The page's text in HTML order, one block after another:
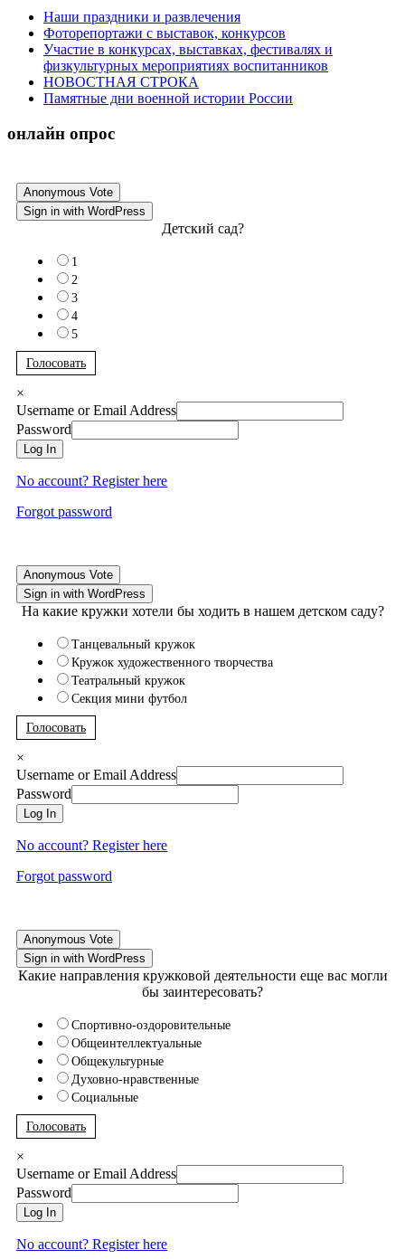
Наши праздники и развлечения
Фоторепортажи с выставок, конкурсов
Участие в конкурсах, выставках, фестивалях и
физкультурных мероприятиях воспитанников
НОВОСТНАЯ СТРОКА
Памятные дни военной истории России
онлайн опрос
Anonymous Vote
Sign in with WordPress
Детский сад?
1
2
3
4
5
Голосовать
×
Username or Email Address
Password
Log In
No account? Register here
Forgot password
Anonymous Vote
Sign in with WordPress
На какие кружки хотели бы ходить в нашем детском саду?
Танцевальный кружок
Кружок художественного творчества
Театральный кружок
Секция мини футбол
Голосовать
×
Username or Email Address
Password
Log In
No account? Register here
Forgot password
Anonymous Vote
Sign in with WordPress
Какие направления кружковой деятельности еще вас могли
бы заинтересовать?
Спортивно-оздоровительные
Общеинтеллектуальные
Общекультурные
Духовно-нравственные
Социальные
Голосовать
×
Username or Email Address
Password
Log In
No account? Register here